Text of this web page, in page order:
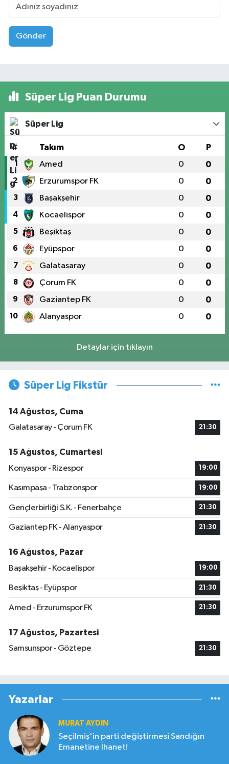
Gönder
Süper Lig Puan Durumu
Süper Lig
# Takım O P
1 Amed 0 0
2 Erzurumspor FK 0 0
3 Başakşehir 0 0
4 Kocaelispor 0 0
5 Beşiktaş 0 0
6 Eyüpspor 0 0
7 Galatasaray 0 0
8 Çorum FK 0 0
9 Gaziantep FK 0 0
10 Alanyaspor 0 0
Detaylar için tıklayın
Süper Lig Fikstür
14 Ağustos, Cuma
Galatasaray - Çorum FK
21:30
15 Ağustos, Cumartesi
Konyaspor - Rizespor
19:00
Kasımpaşa - Trabzonspor 19:00
Gençlerbirliği S.K. - Fenerbahçe 21:30
Gaziantep FK - Alanyaspor 21:30
16 Ağustos, Pazar
Başakşehir - Kocaelispor
19:00
Beşiktaş - Eyüpspor 21:30
Amed - Erzurumspor FK 21:30
17 Ağustos, Pazartesi
Samsunspor - Göztepe
21:30
Yazarlar
MURAT AYDIN
Seçilmiş'in parti değiştirmesi Sandığın
Emanetine İhanet!